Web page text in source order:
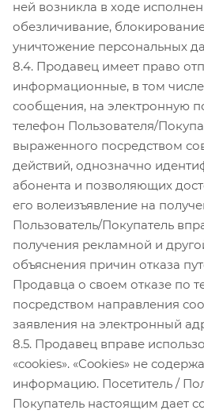
ней возникла в ходе
обезличивание,
уничтожение персональных
8.4. Продавец имеет право
информационные, в том
сообщения, на электронную
телефон Пользователя/
выраженного посредством
действий, однозначно
абонента и позволяющих
его волеизъявление на
Пользователь/Покупатель
получения рекламной и
объяснения причин отказа
Продавца о своем отказе по
посредством направления
заявления на электронный
8.5. Продавец вправе
«cookies». «Cookies» не
информацию. Посетитель /
Покупатель настоящим дает